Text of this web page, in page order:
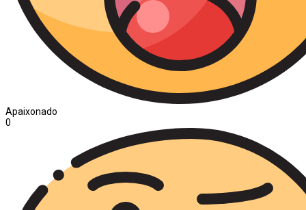
Apaixonado
0